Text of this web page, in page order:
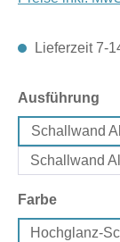
Lieferzeit 7-
Ausführung
Schallwand
Schallwand
Farbe
Hochglanz-